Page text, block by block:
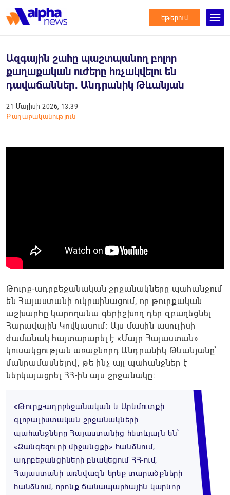
եթերում
Ազգային շահը պաշտպանող բոլոր
քաղաքական ուժերը հռչակվելու են
դավաճաններ․ Անդրանիկ Թևանյան
21 Մայիսի 2026, 13:39
Քաղաքականություն
Թուրք-ադրբեջանական շրջանակները պահանջում
են Հայաստանի ուկրաինացում, որ թուրքական
աշխարհը կարողանա գերիշխող դեր զբաղեցնել
Հարավային Կովկասում։ Այս մասին ասուլիսի
ժամանակ հայտարարել է «Մայր Հայաստան»
կուսակցության առաջնորդ Անդրանիկ Թևանյանը՝
մանրամասնելով, թե ինչ այլ պահանջներ է
ներկայացրել ՀՀ-ին այս շրջանակը։
«Թուրք-ադրբեջանական և Արևմուտքի
գլոբալիստական շրջանակների
պահանջները Հայաստանից հետևյալն են՝
«Զանգեզուրի միջանցքի» հանձնում,
ադրբեջանցիների բնակեցում ՀՀ-ում,
Հայաստանի առնվազն երեք տարածքների
հանձնում, որոնք ճանապարհային կարևոր